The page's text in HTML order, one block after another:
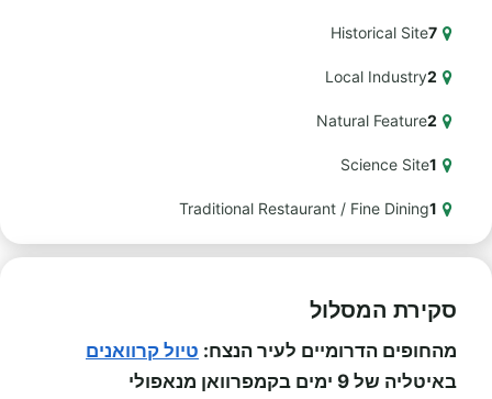
7
Historical Site
2
Local Industry
2
Natural Feature
1
Science Site
1
Traditional Restaurant / Fine Dining
סקירת המסלול
מהחופים הדרומיים לעיר הנצח: טיול קרוואנים
באיטליה של 9 ימים בקמפרוואן מנאפולי